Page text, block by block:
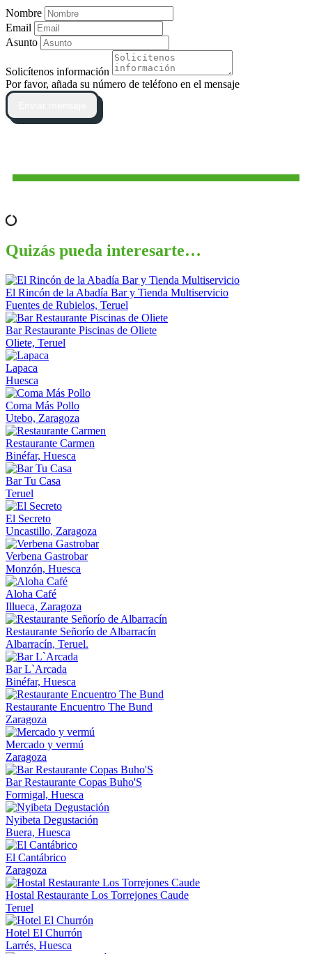
Nombre
Email
Asunto
Solicítenos información
Por favor, añada su número de teléfono en el mensaje
Quizás pueda interesarte…
El Rincón de la Abadía Bar y Tienda Multiservicio
Fuentes de Rubielos, Teruel
Bar Restaurante Piscinas de Oliete
Oliete, Teruel
Lapaca
Huesca
Coma Más Pollo
Utebo, Zaragoza
Restaurante Carmen
Binéfar, Huesca
Bar Tu Casa
Teruel
El Secreto
Uncastillo, Zaragoza
Verbena Gastrobar
Monzón, Huesca
Aloha Café
Illueca, Zaragoza
Restaurante Señorío de Albarracín
Albarracín, Teruel.
Bar L`Arcada
Binéfar, Huesca
Restaurante Encuentro The Bund
Zaragoza
Mercado y vermú
Zaragoza
Bar Restaurante Copas Buho'S
Formigal, Huesca
Nyibeta Degustación
Buera, Huesca
El Cantábrico
Zaragoza
Hostal Restaurante Los Torrejones Caude
Teruel
Hotel El Churrón
Larrés, Huesca